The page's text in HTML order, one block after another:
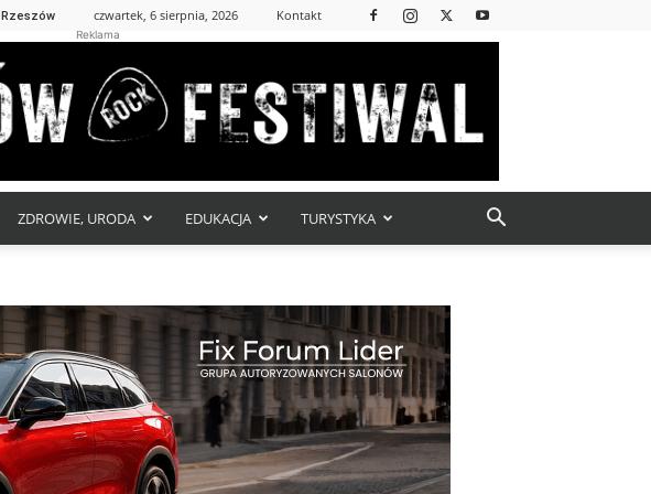
Rzeszów czwartek, 6 sierpnia, 2026 Kontakt
Reklama
ZDROWIE, URODA EDUKACJA TURYSTYKA